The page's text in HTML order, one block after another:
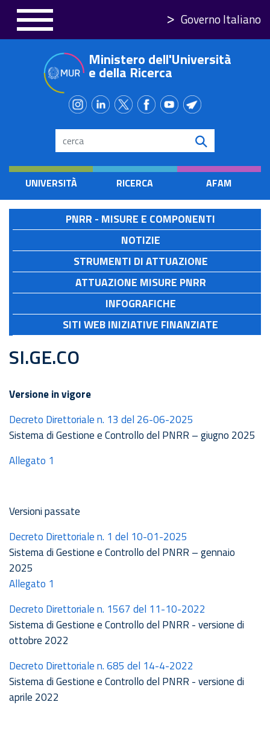
principale
Governo Italiano
Ministero dell'Università
e della Ricerca
Search
UNIVERSITÀ RICERCA AFAM
PNRR - MISURE E COMPONENTI
NOTIZIE
STRUMENTI DI ATTUAZIONE
ATTUAZIONE MISURE PNRR
INFOGRAFICHE
SITI WEB INIZIATIVE FINANZIATE
SI.GE.CO
Versione in vigore
Decreto Direttoriale n. 13 del 26-06-2025
Sistema di Gestione e Controllo del PNRR – giugno 2025
Allegato 1
Versioni passate
Decreto Direttoriale n. 1 del 10-01-2025
Sistema di Gestione e Controllo del PNRR – gennaio
2025
Allegato 1
Decreto Direttoriale n. 1567 del 11-10-2022
Sistema di Gestione e Controllo del PNRR - versione di
ottobre 2022
Decreto Direttoriale n. 685 del 14-4-2022
Sistema di Gestione e Controllo del PNRR - versione di
aprile 2022